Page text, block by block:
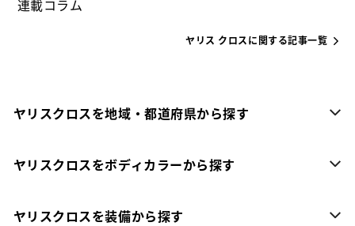
連載コラム
ヤリス クロスに関する記事一覧
ヤリスクロスを地域・都道府県から探す
ヤリスクロスをボディカラーから探す
ヤリスクロスを装備から探す